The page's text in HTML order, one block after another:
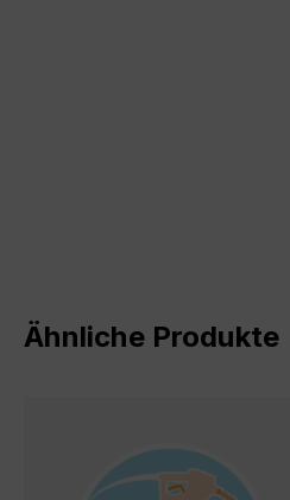
Produktgalerie überspringen
Ähnliche Produkte